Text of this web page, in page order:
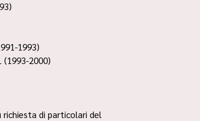
1993)
(1993-2000)
di particolari del